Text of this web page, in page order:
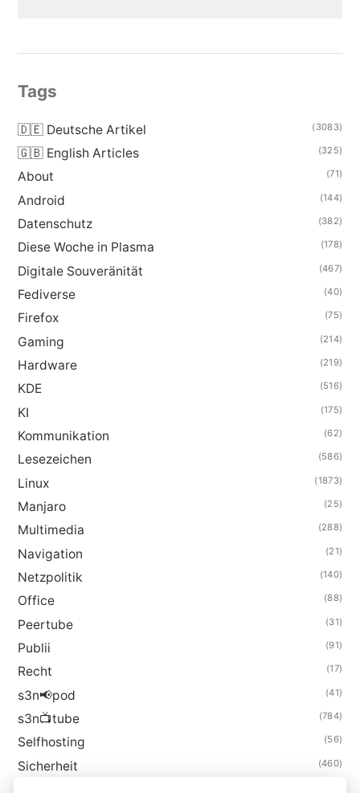
Tags
🇩🇪 Deutsche Artikel (3083)
🇬🇧 English Articles (325)
About (71)
Android (144)
Datenschutz (382)
Diese Woche in Plasma (178)
Digitale Souveränität (467)
Fediverse (40)
Firefox (75)
Gaming (214)
Hardware (219)
KDE (516)
KI (175)
Kommunikation (62)
Lesezeichen (586)
Linux (1873)
Manjaro (25)
Multimedia (288)
Navigation (21)
Netzpolitik (140)
Office (88)
Peertube (31)
Publii (91)
Recht (17)
s3n📢pod (41)
s3n📺tube (784)
Selfhosting (56)
Sicherheit (460)